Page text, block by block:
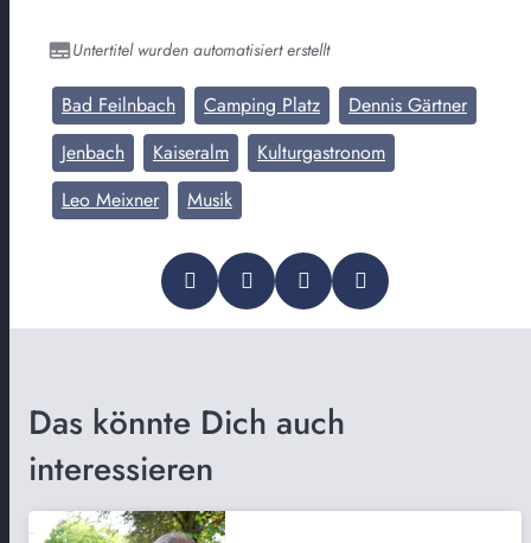
Untertitel wurden automatisiert erstellt
Bad Feilnbach Camping Platz
Dennis Gärtner
Jenbach
Kaiseralm
Kulturgastronom
Leo Meixner
Musik
Das könnte Dich auch
interessieren